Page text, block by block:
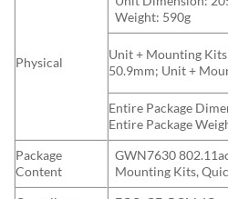
Physical
Weight: 590g
Unit + Mounting
50.9mm; Unit +
Entire Package
Entire Package
Package
Content
GWN7630
Mounting Kits,